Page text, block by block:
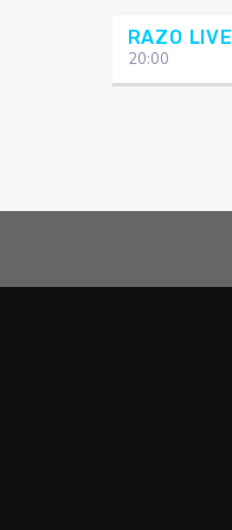
RAZO LIVE
20:00